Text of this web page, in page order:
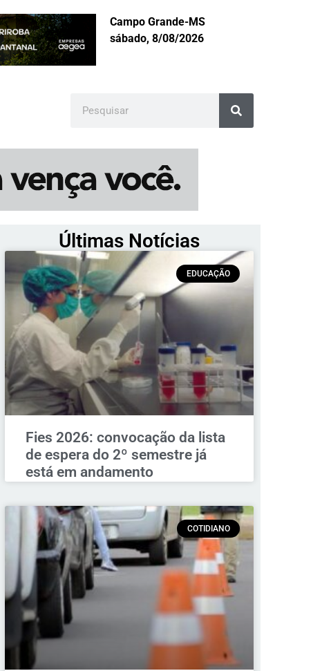
Campo Grande-MS
sábado, 8/08/2026
Últimas Notícias
EDUCAÇÃO
Fies 2026: convocação da lista
de espera do 2º semestre já
está em andamento
COTIDIANO